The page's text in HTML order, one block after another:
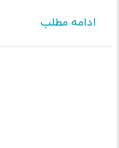
ادامه مطلب